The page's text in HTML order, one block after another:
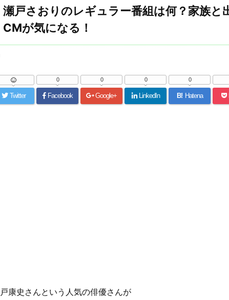
瀬戸さおりのレギュラー番組は何？家族と
CMが気になる！
Twitter Facebook
0
Google+
0
LinkedIn
0
B! Hatena
0
康史さんという人気の俳優さんが